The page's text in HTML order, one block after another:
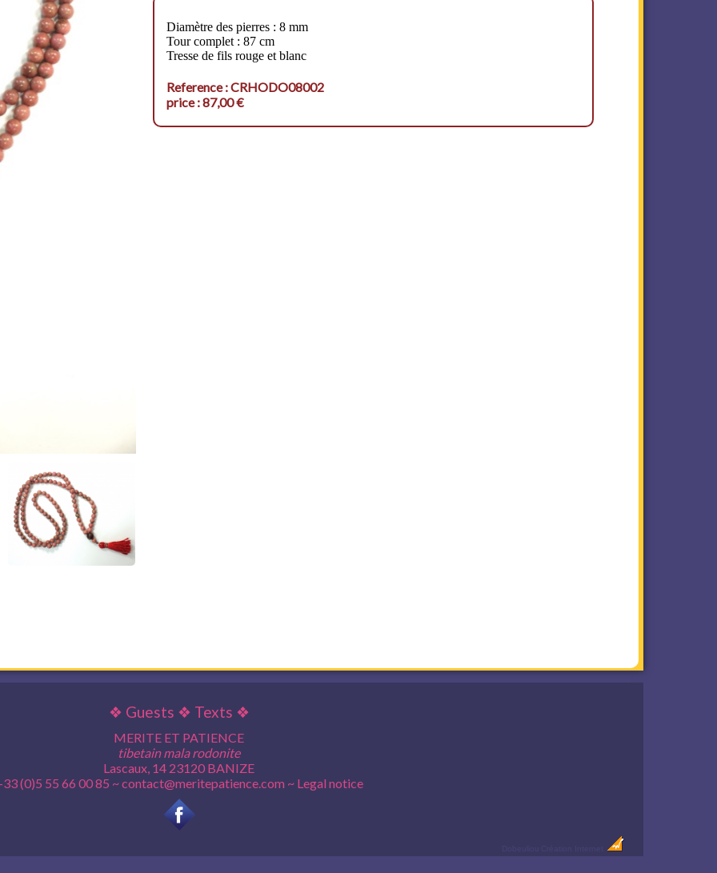
Diamètre des pierres : 8 mm
Tour complet : 87 cm
Tresse de fils rouge et blanc
Reference : CRHODO08002
price : 87,00 €
❖ Guests ❖ Texts ❖
MERITE ET PATIENCE
tibetain mala rodonite
Lascaux, 14 23120 BANIZE
(0)5 55 66 00 85 ~contact@meritepatience.com ~ Legal notice